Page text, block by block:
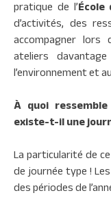
pratique de l’
d’activités, des
accompagner
ateliers
l’environnement et
À quoi
existe-t-il une
La particularité de
de journée type !
des périodes de